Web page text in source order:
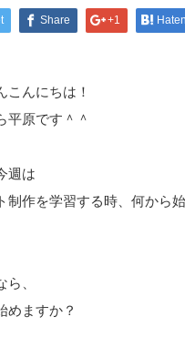
Share +1
こんにちは！
平原です＾＾
週は
制作を学習する時、何から
ら、
めますか？